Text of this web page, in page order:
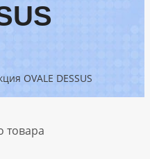
OVALE DESSUS
товара